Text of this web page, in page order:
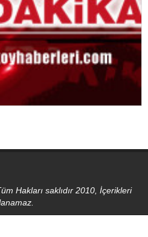
Hakları saklıdır 2010, İçerikleri